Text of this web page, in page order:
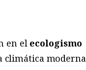
en el ecologismo
climática moderna